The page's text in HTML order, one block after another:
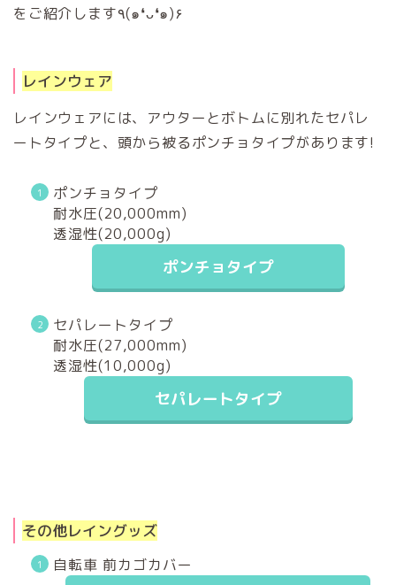
をご紹介します٩(๑❛ᴗ❛๑)۶
レインウェア
レインウェアには、アウターとボトムに別れたセパレ
ートタイプと、頭から被るポンチョタイプがあります!
ポンチョタイプ
耐水圧(20,000mm)
透湿性(20,000g)
ポンチョタイプ
セパレートタイプ
耐水圧(27,000mm)
透湿性(10,000g)
セパレートタイプ
その他レイングッズ
自転車 前カゴカバー